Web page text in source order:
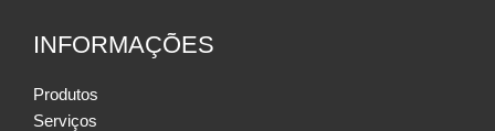
INFORMAÇÕES
Produtos
Serviços